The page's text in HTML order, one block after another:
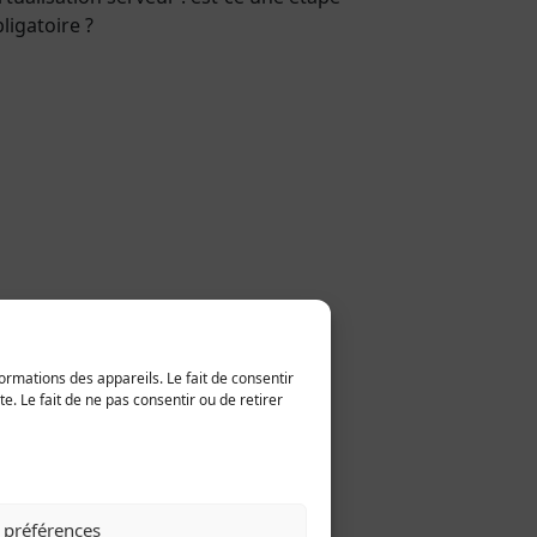
des appareils. Le fait de consentir
Le fait de ne pas consentir ou de retirer
?